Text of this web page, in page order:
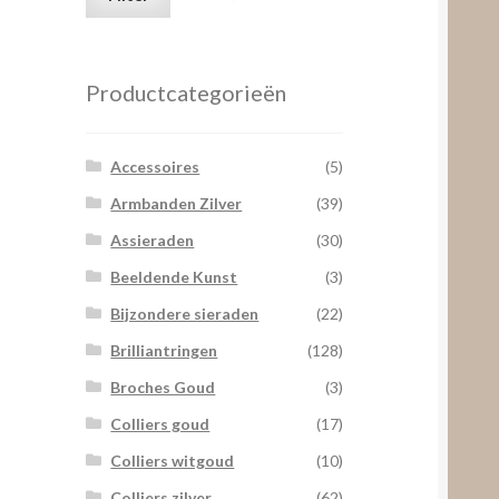
Productcategorieën
Accessoires
(5)
Armbanden Zilver
(39)
Assieraden
(30)
Beeldende Kunst
(3)
Bijzondere sieraden
(22)
Brilliantringen
(128)
Broches Goud
(3)
Colliers goud
(17)
Colliers witgoud
(10)